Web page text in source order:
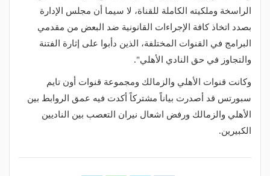
الراسخة وملكيته الكاملة للقناة، لا سيما أن مجلس الإدارة
بصدد اتخاذ كافة الإجراءات القانونية ضد البعض من مقدمي
البرامج في القنوات المختلفة، الذين دأبوا على إثارة الفتنة
والتجاوز في حق النادي الأهلي".
وكانت قنوات الأهلي والزمالك ومجموعة قنوات أون تايم
سبورتس قد أصدرت بياناً مشتركاً أكدت فيه عمق الروابط بين
الأهلي والزمالك ورفض اشعال نيران التعصب بين الناديين
الكبيرين.